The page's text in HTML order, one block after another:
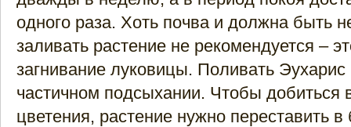
одного раза. Хоть почва и должна быть
заливать растение не рекомендуется –
загнивание луковицы. Поливать
частичном подсыхании. Чтобы добиться
цветения, растение нужно переставить